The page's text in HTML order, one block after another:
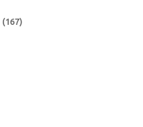
(167)